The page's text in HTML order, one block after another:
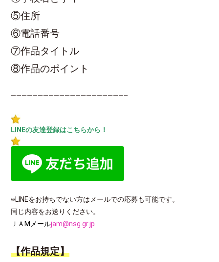
⑤住所
⑥電話番号
⑦作品タイトル
⑧作品のポイント
—————————————————————–
LINEの友達登録はこちらから！
※LINEをお持ちでない方はメールでの応募も可能です。
同じ内容をお送りください。
ＪＡMメールjam@nsg.gr.jp
【作品規定】